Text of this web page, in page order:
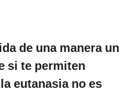
de una manera un
si te permiten
eutanasia no es